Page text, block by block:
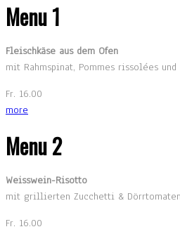
Menu 1
Fleischkäse aus dem Ofen
mit Rahmspinat, Pommes rissolées und
Fr. 16.00
more
Menu 2
Weisswein-Risotto
mit grillierten Zucchetti & Dörrtomaten
Fr. 16.00